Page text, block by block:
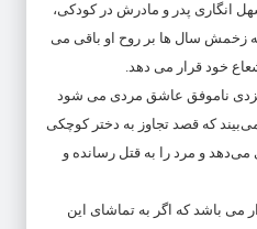
انگاری پدر و مادرش در کودکی،
زخمش سال ها بر روح او باقی می
خود قرار می دهد.
ناموفق عاشق مردی می شود
که قصد تجاوز به دختر کوچکی
و مرد را به قتل رسانده و
می باشد که اگر به تماشای این